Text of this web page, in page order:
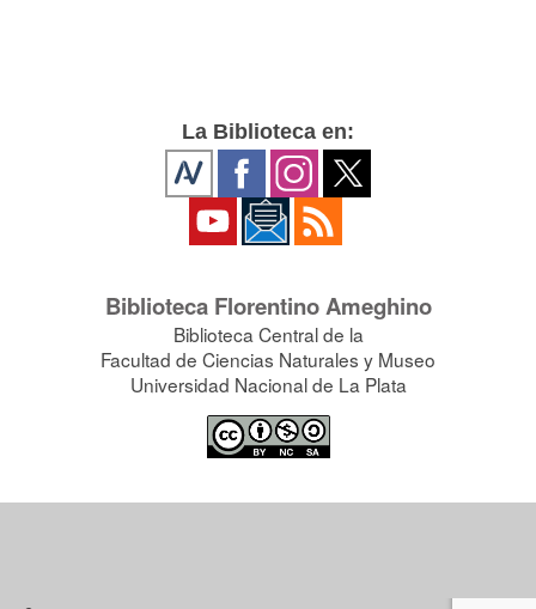
La Biblioteca en:
Biblioteca Florentino Ameghino
Biblioteca Central de la
Facultad de Ciencias Naturales y Museo
Universidad Nacional de La Plata